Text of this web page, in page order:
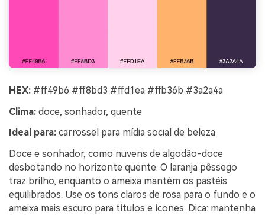
HEX: #ff49b6 #ff8bd3 #ffd1ea #ffb36b #3a2a4a
Clima: doce, sonhador, quente
Ideal para: carrossel para mídia social de beleza
Doce e sonhador, como nuvens de algodão-doce
desbotando no horizonte quente. O laranja pêssego
traz brilho, enquanto o ameixa mantém os pastéis
equilibrados. Use os tons claros de rosa para o fundo e o
ameixa mais escuro para títulos e ícones. Dica: mantenha